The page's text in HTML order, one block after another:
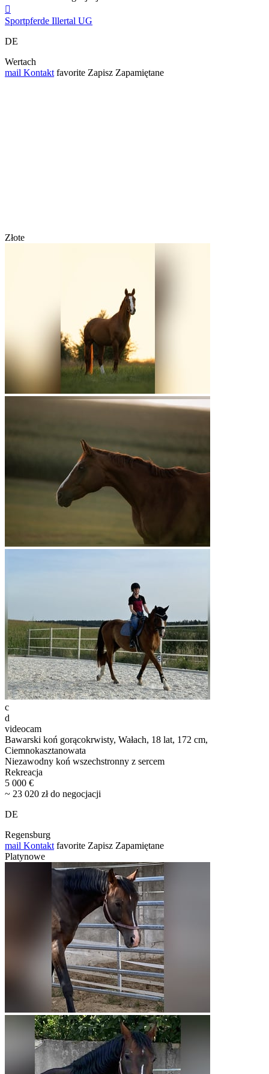

Sportpferde Illertal UG
DE
Wertach
mail Kontakt favorite Zapisz Zapamiętane
Złote
c
d
videocam
Bawarski koń gorącokrwisty, Wałach, 18 lat, 172 cm,
Ciemnokasztanowata
Niezawodny koń wszechstronny z sercem
Rekreacja
5 000 €
~ 23 020 zł do negocjacji
DE
Regensburg
mail Kontakt favorite Zapisz Zapamiętane
Platynowe